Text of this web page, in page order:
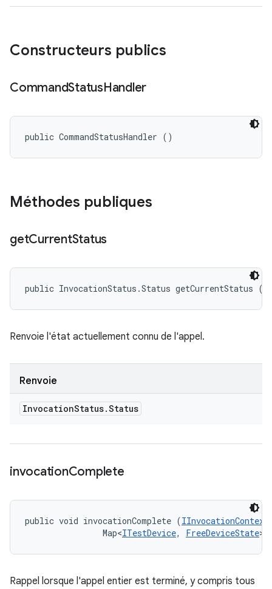
Constructeurs publics
CommandStatusHandler
public CommandStatusHandler ()
Méthodes publiques
getCurrentStatus
public InvocationStatus.Status getCurrentStatus ()
Renvoie l'état actuellement connu de l'appel.
Renvoie
InvocationStatus.Status
invocationComplete
public void invocationComplete (IInvocationContext
                Map<
ITestDevice, FreeDeviceState>
Rappel lorsque l'appel entier est terminé, y compris tous